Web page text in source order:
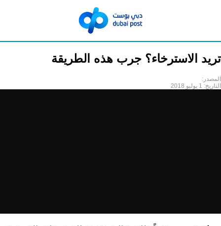
تريد الاسترخاء؟ جرب هذه الطريقة
المصدر:
التاريخ: 1 يوليو 2018